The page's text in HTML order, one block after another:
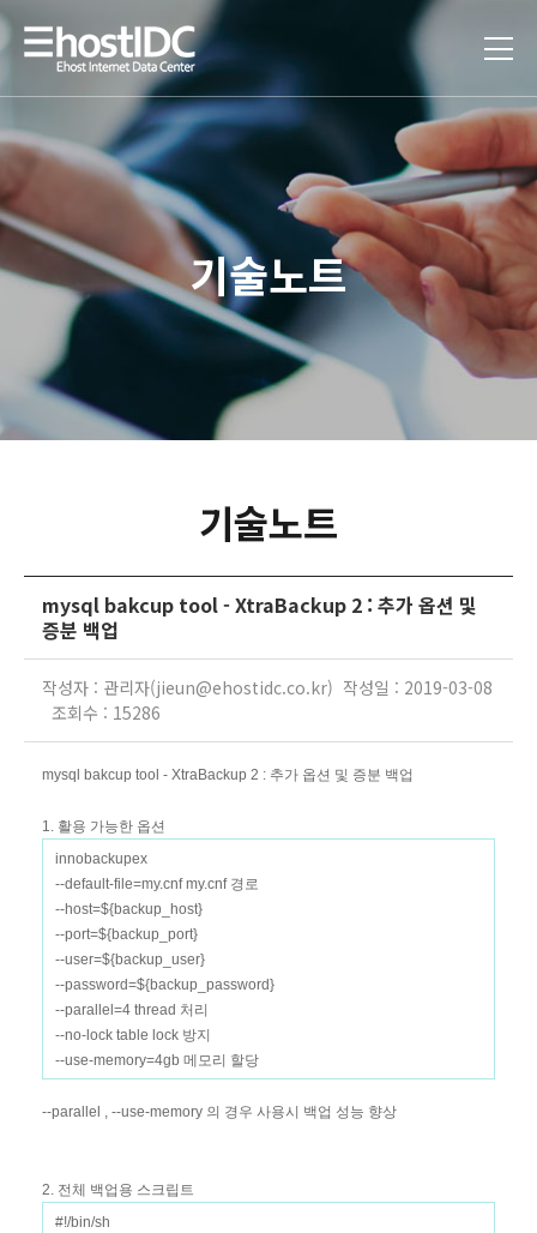
기술노트
기술노트
mysql bakcup tool - XtraBackup 2 : 추가 옵션 및
증분 백업
작성자 : 관리자(jieun@ehostidc.co.kr) 작성일 : 2019-03-08
조회수 : 15286
mysql bakcup tool - XtraBackup 2 : 추가 옵션 및 증분 백업
1. 활용 가능한 옵션
innobackupex
--default-file=my.cnf my.cnf 경로
--host=${backup_host}
--port=${backup_port}
--user=${backup_user}
--password=${backup_password}
--parallel=4 thread 처리
--no-lock table lock 방지
--use-memory=4gb 메모리 할당
--parallel , --use-memory 의 경우 사용시 백업 성능 향상
2. 전체 백업용 스크립트
#!/bin/sh